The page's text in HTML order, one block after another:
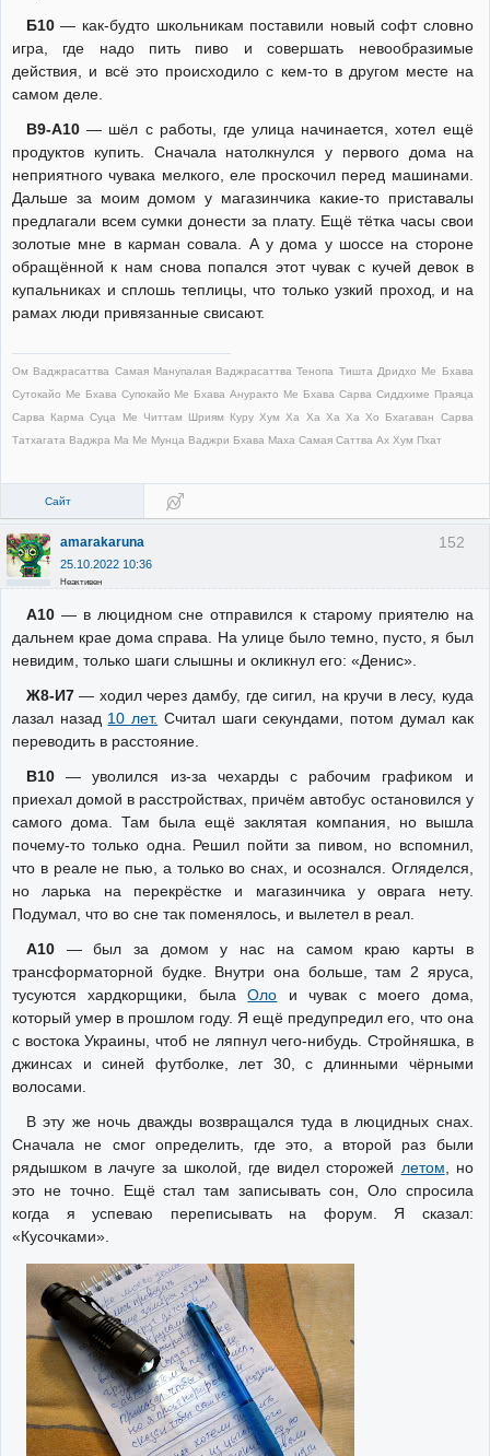
Б10— как-будто школьникам поставили новый софт словно
игра, где надо пить пиво и совершать невообразимые
действия, и всё это происходило с кем-то в другом месте на
самом деле.
В9-А10— шёл с работы, где улица начинается, хотел ещё
продуктов купить. Сначала натолкнулся у первого дома на
неприятного чувака мелкого, еле проскочил перед машинами.
Дальше за моим домом у магазинчика какие-то приставалы
предлагали всем сумки донести за плату. Ещё тётка часы свои
золотые мне в карман совала. А у дома у шоссе на стороне
обращённой к нам снова попался этот чувак с кучей девок в
купальниках и сплошь теплицы, что только узкий проход, и на
рамах люди привязанные свисают.
Ом Ваджрасаттва Самая Манупалая Ваджрасаттва Тенопа Тишта Дридхо Ме Бхава
Сутокайо Ме Бхава Супокайо Ме Бхава Ануракто Ме Бхава Сарва Сиддхиме Праяца
Сарва Карма Суца Ме Читтам Шриям Куру Хум Ха Ха Ха Ха Хо Бхагаван Сарва
Татхагата Ваджра Ма Ме Мунца Ваджри Бхава Маха Самая Саттва Ах Хум Пхат
Сайт
152
amarakaruna
25.10.2022 10:36
Неактивен
А10— в люцидном сне отправился к старому приятелю на
дальнем крае дома справа. На улице было темно, пусто, я был
невидим, только шаги слышны и окликнул его: «Денис».
Ж8-И7— ходил через дамбу, где сигил, на кручи в лесу, куда
лазал назад 10 лет. Считал шаги секундами, потом думал как
переводить в расстояние.
В10— уволился из-за чехарды с рабочим графиком и
приехал домой в расстройствах, причём автобус остановился у
самого дома. Там была ещё заклятая компания, но вышла
почему-то только одна. Решил пойти за пивом, но вспомнил,
что в реале не пью, а только во снах, и осознался. Огляделся,
но ларька на перекрёстке и магазинчика у оврага нету.
Подумал, что во сне так поменялось, и вылетел в реал.
А10— был за домом у нас на самом краю карты в
трансформаторной будке. Внутри она больше, там 2 яруса,
тусуются хардкорщики, былаОло и чувак с моего дома,
который умер в прошлом году. Я ещё предупредил его, что она
с востока Украины, чтоб не ляпнул чего-нибудь. Стройняшка, в
джинсах и синей футболке, лет 30, с длинными чёрными
волосами.
В эту же ночь дважды возвращался туда в люцидных снах.
Сначала не смог определить, где это, а второй раз были
рядышком в лачуге за школой, где видел сторожей летом, но
это не точно. Ещё стал там записывать сон, Оло спросила
когда я успеваю переписывать на форум. Я сказал:
«Кусочками».